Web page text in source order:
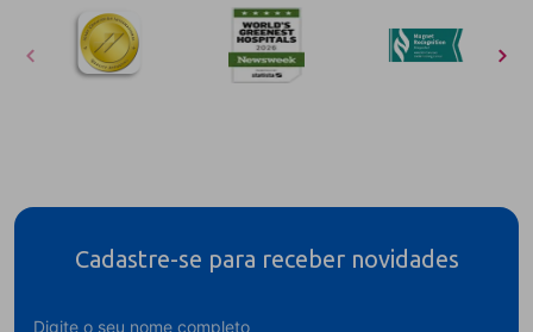
Cadastre-se para receber novidades